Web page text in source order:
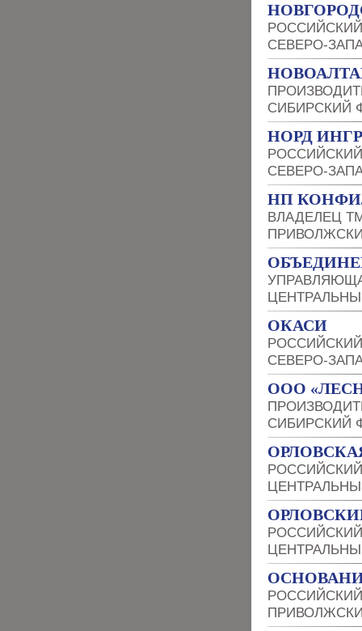
СЕВЕРО-
СИБИРСКИЙ
НОРД
СЕВЕРО-
НП
ВЛАДЕЛЕЦ
ОКАСИ
СЕВЕРО-
ООО
СИБИРСКИЙ